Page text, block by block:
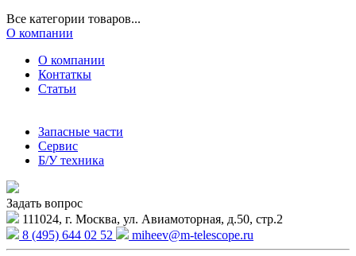
Все категории товаров...
О компании
О компании
Контаткы
Статьи
Запасные части
Сервис
Б/У техника
Задать вопрос
111024, г. Москва, ул. Авиамоторная, д.50, стр.2
8 (495) 644 02 52
miheev@m-telescope.ru